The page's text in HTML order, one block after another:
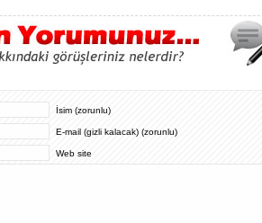
İsim (zorunlu)
E-mail (gizli kalacak) (zorunlu)
Web site